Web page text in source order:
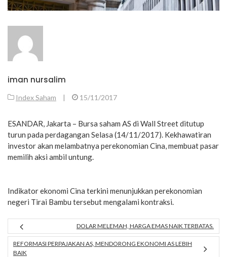
iman nursalim
Index Saham | 15/11/2017
ESANDAR, Jakarta – Bursa saham AS di Wall Street ditutup
turun pada perdagangan Selasa (14/11/2017). Kekhawatiran
investor akan melambatnya perekonomian Cina, membuat pasar
memilih aksi ambil untung.
Indikator ekonomi Cina terkini menunjukkan perekonomian
negeri Tirai Bambu tersebut mengalami kontraksi.
DOLAR MELEMAH, HARGA EMAS NAIK TERBATAS.
REFORMASI PERPAJAKAN AS, MENDORONG EKONOMI AS LEBIH
BAIK